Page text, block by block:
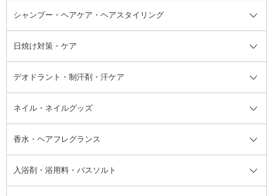
オールインワン化粧品 フェイスクリーム
フェイスオイル・バーム
ブースター・導入液
洗い流すパック・マスク
リップクリーム・リップケア
顔用マッサージ料
コンシーラー ファンデーション
フェイスパウダー
まつげ美容液 つけまつげ
アイシャドウ
アイブロウ・眉マスカラ
チーク
ハイライト・シェーディング
ボディケア全て
ボディソープ・ハンドソープ・石
けん
ボディケア
レッグ・フットケア
バストケア
ネイルケア
脱毛・除毛ケア
シャンプー・ヘアケア・ヘアスタイリング
シャンプー・ヘアケア・ヘアスタ
イリング全て
洗い流さないトリートメント
ヘアスタイリング剤
頭皮ケア・育毛剤
その他シャンプー・ヘアケア・ヘ
アスタイリング
日焼け対策・ケア
日焼け対策・ケア全て
サンオイル・タンニング
その他日焼け対策・UVケア
デオドラント・制汗剤・汗ケア
デオドラント・制汗剤・汗ケア全
て
フット用デオドラント・制汗剤・
汗ケア
ネイル・ネイルグッズ
ネイル・ネイルグッズ全て
ジェルネイル
香水・ヘアフレグランス
香水・ヘアフレグランス全て
入浴剤・浴用料・バスソルト